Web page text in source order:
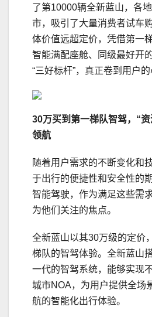
了第10000辆全新蓝山，各
市，吸引了大量消费者试车
体价值远超定价，凭借第一
智能满配座舱、同级最好开
“三好标杆”，真正卷到用户的
30万买到第一梯队智驾， “资
领航
随着用户需求的不断变化和
于出行的便捷性和安全性的
智能驾驶，作为满足这些需
为他们关注的焦点。
全新蓝山以其30万级的定价
梯队的智驾体验。全新蓝山
一代的智驾系统，能够实现
城市NOA，为用户提供全场
航的智能化出行体验。